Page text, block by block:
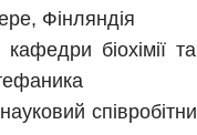
Фінляндія
біохімії